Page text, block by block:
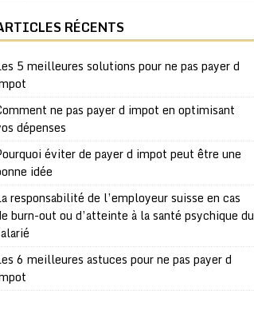
RÉCENTS
5 meilleures solutions pour ne pas payer d
ne pas payer d impot en optimisant
dépenses
éviter de payer d impot peut être une
idée
responsabilité de l’employeur suisse en cas
burn-out ou d’atteinte à la santé psychique du
6 meilleures astuces pour ne pas payer d